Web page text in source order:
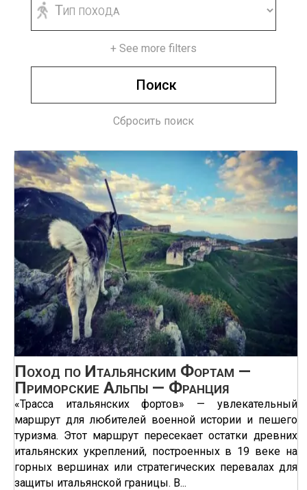
+ See more filters
Сбросить поиск
Поход по Итальянским Фортам —
Приморские Альпы — Франция
«Трасса итальянских фортов» — увлекательный
маршрут для любителей военной истории и пешего
туризма. Этот маршрут пересекает остатки древних
итальянских укреплений, построенных в 19 веке на
горных вершинах или стратегических перевалах для
защиты итальянской границы. В...